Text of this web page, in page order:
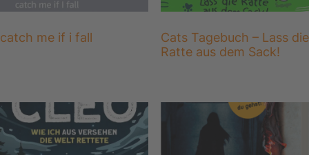
catch me if i fall
Cats Tagebuch – Lass die
Ratte aus dem Sack!